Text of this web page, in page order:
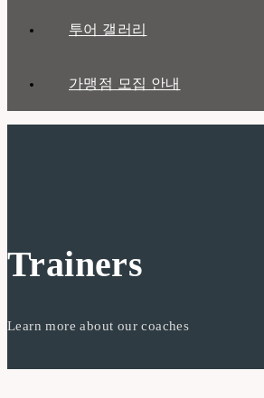
투어 갤러리
가맹점 모집 안내
Trainers
Learn more about our coaches